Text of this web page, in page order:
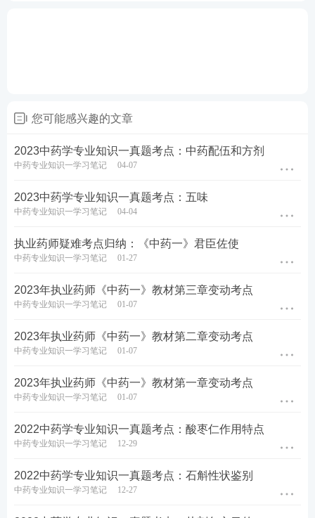
扫码拉您进2023药师备考
药师学习资料/免费课程/新人优惠券 一键领取>>
关注：2023年执业药师考试教材 |2023年执业药师考
试时间
报名：2023年执业药师报名时间 |2023年执业药师报
您可能感兴趣的文章
2023中药学专业知识一真题考点：中药配伍和方剂
中药专业知识一学习笔记 04-07
2023中药学专业知识一真题考点：五味
中药专业知识一学习笔记 04-04
执业药师疑难考点归纳：《中药一》君臣佐使
中药专业知识一学习笔记 01-27
2023年执业药师《中药一》教材第三章变动考点
中药专业知识一学习笔记 01-07
2023年执业药师《中药一》教材第二章变动考点
中药专业知识一学习笔记 01-07
2023年执业药师《中药一》教材第一章变动考点
中药专业知识一学习笔记 01-07
2022中药学专业知识一真题考点：酸枣仁作用特点
中药专业知识一学习笔记 12-29
2022中药学专业知识一真题考点：石斛性状鉴别
中药专业知识一学习笔记 12-27